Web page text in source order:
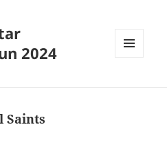
2024
Saints